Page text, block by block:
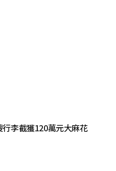
李截獲120萬元大麻花